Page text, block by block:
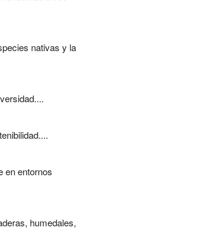
nativas y la
en entornos
humedales,